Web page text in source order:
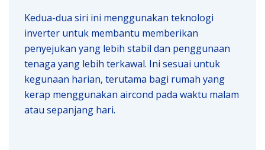
Kedua-dua siri ini menggunakan teknologi
inverter untuk membantu memberikan
penyejukan yang lebih stabil dan penggunaan
tenaga yang lebih terkawal. Ini sesuai untuk
kegunaan harian, terutama bagi rumah yang
kerap menggunakan aircond pada waktu malam
atau sepanjang hari.